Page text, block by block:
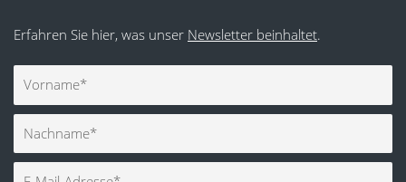
Erfahren Sie hier, was unser Newsletter beinhaltet.
Vorname
Nachname